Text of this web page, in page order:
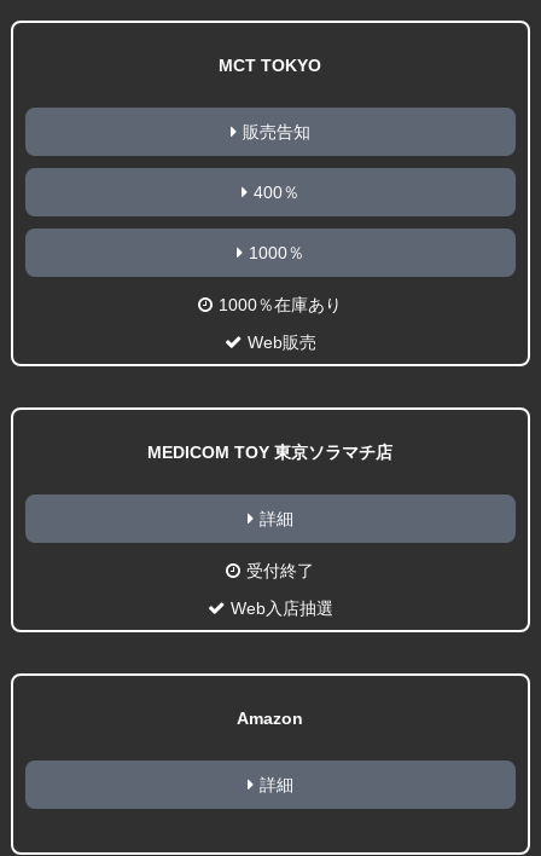
MCT TOKYO
販売告知
400％
1000％
1000％在庫あり
Web販売
MEDICOM TOY 東京ソラマチ店
詳細
受付終了
Web入店抽選
Amazon
詳細